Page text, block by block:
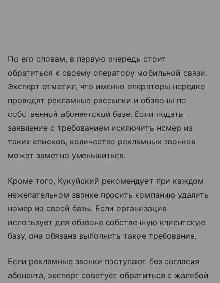
По его словам, в первую очередь стоит
обратиться к своему оператору мобильной связи.
Эксперт отметил, что именно операторы нередко
проводят рекламные рассылки и обзвоны по
собственной абонентской базе. Если подать
заявление с требованием исключить номер из
таких списков, количество рекламных звонков
может заметно уменьшиться.
Кроме того, Кукуйский рекомендует при каждом
нежелательном звонке просить компанию удалить
номер из своей базы. Если организация
использует для обзвона собственную клиентскую
базу, она обязана выполнить такое требование.
Если рекламные звонки поступают без согласия
абонента, эксперт советует обратиться с жалобой